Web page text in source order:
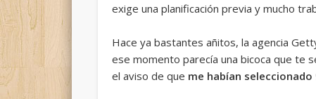
exige una planificación previa y mucho
Hace ya bastantes añitos, la agencia
ese momento parecía una bicoca que te
el aviso de que me habían seleccionado